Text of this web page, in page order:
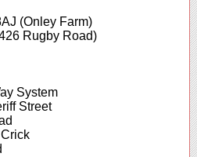
(Onley Farm)
Rugby Road)
System
Street